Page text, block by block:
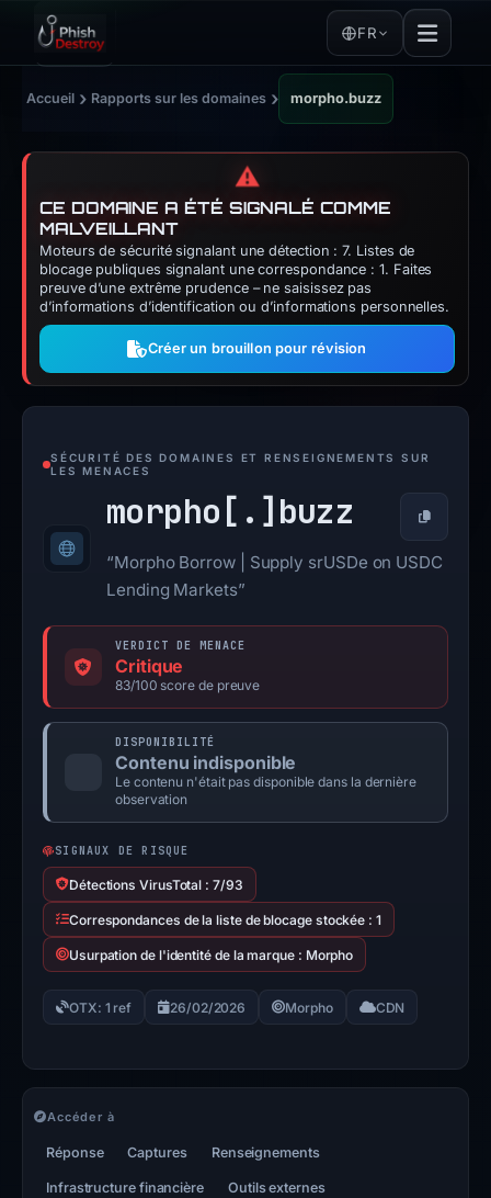
FR
Accueil › Rapports sur les domaines › morpho.buzz
⚠️
CE DOMAINE A ÉTÉ SIGNALÉ COMME
MALVEILLANT
Moteurs de sécurité signalant une détection : 7. Listes de
blocage publiques signalant une correspondance : 1. Faites
preuve d’une extrême prudence – ne saisissez pas
d’informations d’identification ou d’informations personnelles.
Créer un brouillon pour révision
SÉCURITÉ DES DOMAINES ET RENSEIGNEMENTS SUR
LES MENACES
morpho[.] buzz Copier
“Morpho Borrow | Supply srUSDe on USDC
Lending Markets”
VERDICT DE MENACE
Critique
83/100 score de preuve
DISPONIBILITÉ
Contenu indisponible
Le contenu n'était pas disponible dans la dernière
observation
SIGNAUX DE RISQUE
Détections VirusTotal : 7/93
Correspondances de la liste de blocage stockée : 1
Usurpation de l'identité de la marque : Morpho
OTX: 1 ref 26/02/2026 Morpho CDN
Accéder à
Réponse Captures Renseignements
Infrastructure financière Outils externes